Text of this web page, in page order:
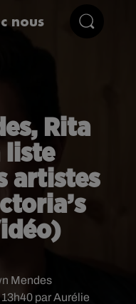
nous
Rita
liste
artistes
par Aurélie
Mendes